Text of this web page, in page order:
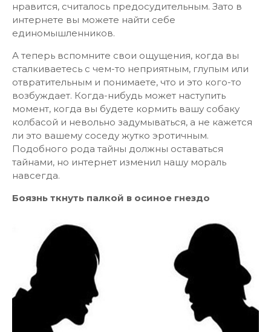
нравится, считалось предосудительным. Зато в
интернете вы можете найти себе
единомышленников.
А теперь вспомните свои ощущения, когда вы
сталкиваетесь с чем-то неприятным, глупым или
отвратительным и понимаете, что и это кого-то
возбуждает. Когда-нибудь может наступить
момент, когда вы будете кормить вашу собаку
колбасой и невольно задумываться, а не кажется
ли это вашему соседу жутко эротичным.
Подобного рода тайны должны оставаться
тайнами, но интернет изменил нашу мораль
навсегда.
Боязнь ткнуть палкой в осиное гнездо